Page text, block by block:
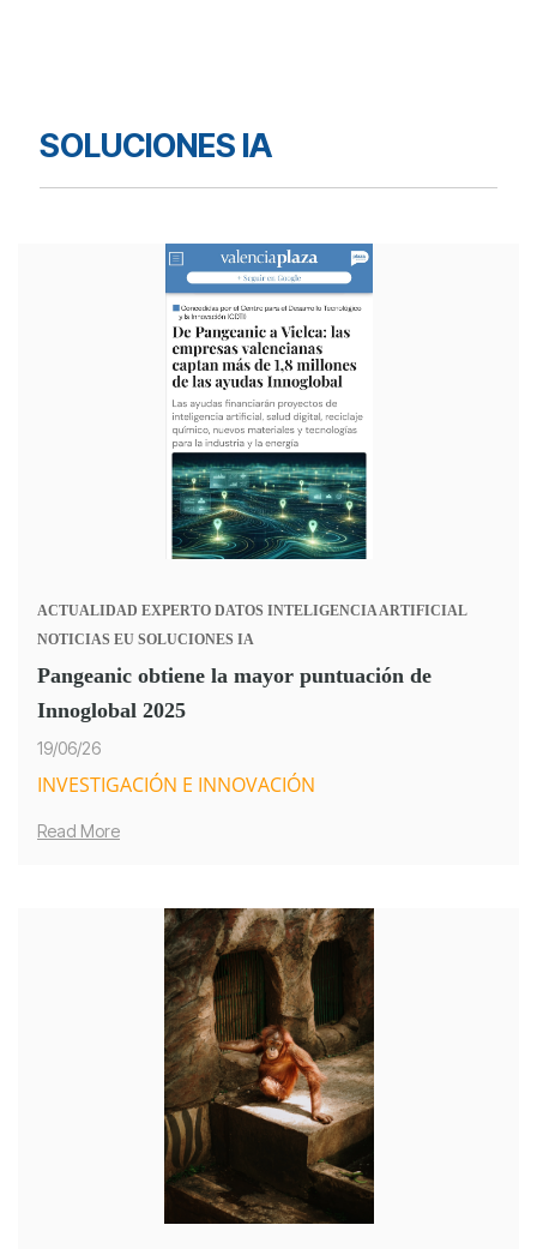
SOLUCIONES IA
ACTUALIDAD EXPERTO DATOS INTELIGENCIA ARTIFICIAL
NOTICIAS EU SOLUCIONES IA
Pangeanic obtiene la mayor puntuación de
Innoglobal 2025
19/06/26
INVESTIGACIÓN E INNOVACIÓN
Read More